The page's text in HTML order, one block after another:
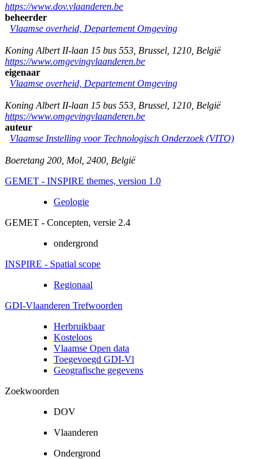
https://www.dov.vlaanderen.be
beheerder
Vlaamse overheid, Departement Omgeving
Koning Albert II-laan 15 bus 553 Brussel 1210 België
https://www.omgevingvlaanderen.be
eigenaar
Vlaamse overheid, Departement Omgeving
Koning Albert II-laan 15 bus 553 Brussel 1210 België
https://www.omgevingvlaanderen.be
auteur
Vlaamse Instelling voor Technologisch Onderzoek (VITO)
Boeretang 200 Mol 2400 België
GEMET - INSPIRE themes, version 1.0
Geologie
GEMET - Concepten, versie 2.4
ondergrond
INSPIRE - Spatial scope
Regionaal
GDI-Vlaanderen Trefwoorden
Herbruikbaar
Kosteloos
Vlaamse Open data
Toegevoegd GDI-Vl
Geografische gegevens
Zoekwoorden
DOV
Vlaanderen
Ondergrond